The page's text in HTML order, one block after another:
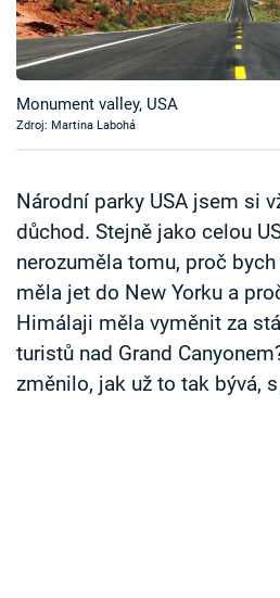
Časopis
Sledujte prima+
Sledujte nás
Monument valley, USA
Zdroj: Martina Labohá
Národní parky USA jsem si
důchod. Stejně jako celou
nerozuměla tomu, proč
měla jet do New Yorku a
Himálaji měla vyměnit za
turistů nad Grand
změnilo, jak už to tak bývá,